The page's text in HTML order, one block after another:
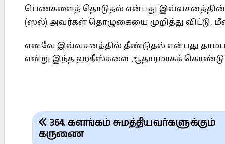
பெண்களைத் தொடுதல் என்பது இவ்வசனத்தின்
(ஸல்) அவர்கள் தொழுகையை முறித்து விட்டு,
எனவே இவ்வசனத்தில் தீண்டுதல் என்பது
என்று இந்த ஹதீஸ்களை ஆதாரமாகக் கொண்டு
Post
navigation
364. களங்கம் சுமத்தியவர்களுக்கும்
கருணை